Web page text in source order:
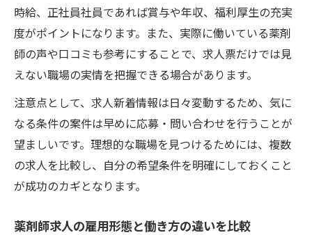
時給、正社員社員であれば賞与や年収、福利厚生の充実
度がポイントになります。また、実際に働いている薬剤
師の声や口コミも参考にすることで、求人票だけでは見
えない職場の実情を把握できる場合があります。
注意点として、求人新着情報は日々変動するため、気に
なる条件の案件は早めに応募・問い合わせを行うことが
望ましいです。理想的な職場を見つけるためには、複数
の求人を比較し、自分の希望条件を明確にしておくこと
が成功のカギとなります。
薬剤師求人の雇用形態と働き方の違いを比較